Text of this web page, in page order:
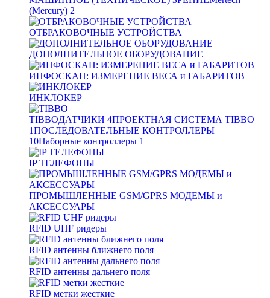
(Mercury) 2
ОТБРАКОВОЧНЫЕ УСТРОЙСТВА
ДОПОЛНИТЕЛЬНОЕ ОБОРУДОВАНИЕ
ИНФОСКАН: ИЗМЕРЕНИЕ ВЕСА и ГАБАРИТОВ
ИНКЛОКЕР
TIBBOДАТЧИКИ 4ПРОЕКТНАЯ СИСТЕМА TIBBO
1ПОСЛЕДОВАТЕЛЬНЫЕ КОНТРОЛЛЕРЫ
10Наборные контроллеры 1
IP ТЕЛЕФОНЫ
ПРОМЫШЛЕННЫЕ GSM/GPRS МОДЕМЫ и
АКСЕССУАРЫ
RFID UHF ридеры
RFID антенны ближнего поля
RFID антенны дальнего поля
RFID метки жесткие